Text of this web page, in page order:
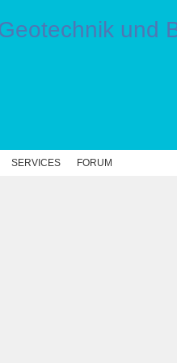
SERVICES FORUM